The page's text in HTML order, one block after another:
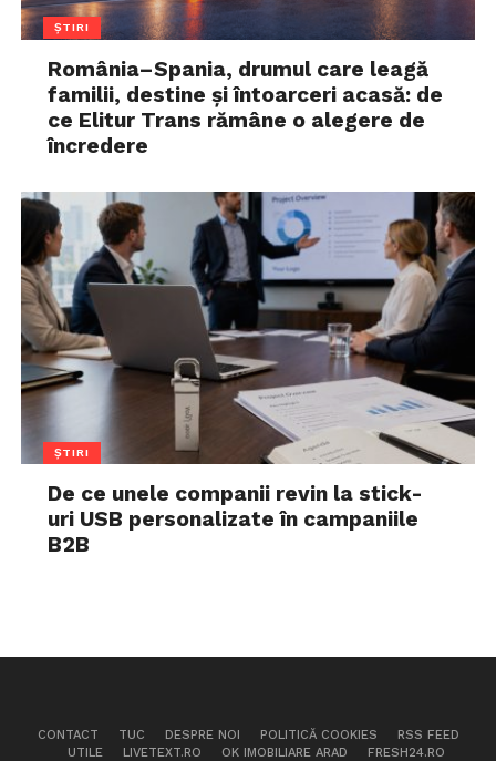
ȘTIRI
România–Spania, drumul care leagă
familii, destine și întoarceri acasă: de
ce Elitur Trans rămâne o alegere de
încredere
ȘTIRI
De ce unele companii revin la stick-
uri USB personalizate în campaniile
B2B
CONTACT TUC DESPRE NOI POLITICĂ COOKIES
RSS FEED
UTILE
LIVETEXT.RO OK IMOBILIARE ARAD FRESH24.RO